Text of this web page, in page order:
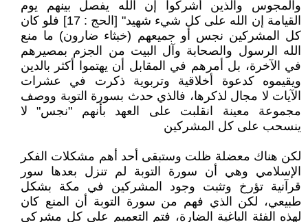
والمجوس والذين أشركوا إن الله يفصل بينهم يوم
القيامة إن الله على كل شيء شهيد" [الحج : 17] فلو كان
كل المشركين نجس أو جميعهم (خبثاء ضارون) ما منع
الله الرسول والصحابة وآل البيت من الجزم بمصيرهم
في الآخرة، بل أمرهم في المقابل أن يهتموا أكثر بالدين
ويقيموه كدعوة أخلاقية وتربوية ذكرت في عشرات
الآيات لا مجال لذكرها، فالذي حدث بسورة التوبة ووصف
مجموعة معينة انقلبت على العهد بأنهم "نجس" لا
ينسحب على كل المشركين
لكن هناك معضلة ظلت وستبقى أحد أهم مشكلات الفكر
الإسلامي وهي أن سورة التوبة لم تنزل بعدها سور
قرآنية تؤرخ وتثبت وجود المشركين في مكة بشكل
طبيعي، لكن الذي فهم من سورة التوبة أن المنع كان
لهذه الفئة الباغية الضارة، فتم التعميم على كل مشركي